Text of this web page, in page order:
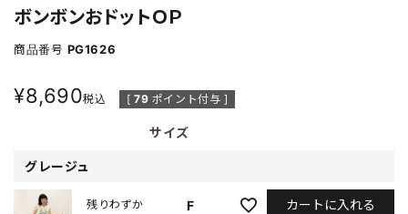
ボンボンおドットＯＰ
商品番号 PG1626
¥8,690税込 [ 79 ポイント付与 ]
サイズ
グレージュ
F
残りわずか カートに入れる